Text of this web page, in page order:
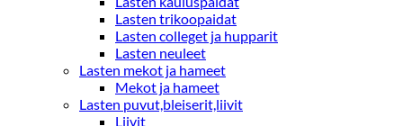
Lasten trikoopaidat
Lasten colleget ja hupparit
Lasten neuleet
Lasten mekot ja hameet
Mekot ja hameet
Lasten puvut,bleiserit,liivit
Liivit